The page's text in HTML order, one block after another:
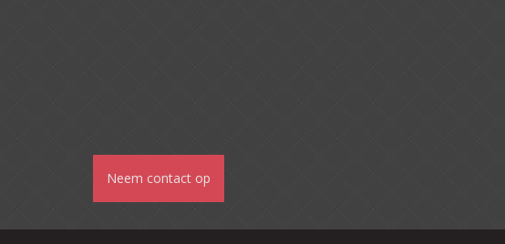
Neem contact op